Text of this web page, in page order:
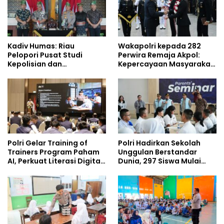
Kadiv Humas: Riau
Pelopori Pusat Studi
Kepolisian dan
Policing Masuki Babak
Wakapolri kepada 282
Perwira Remaja Akpol:
Kepercayaan Masyarakat
Polri Gelar Training of
Trainers Program Paham
AI, Perkuat Literasi Digital
Polri Hadirkan Sekolah
Unggulan Berstandar
Dunia, 297 Siswa Mulai